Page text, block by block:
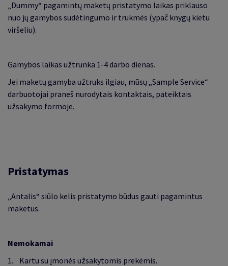
„Dummy“ pagamintų maketų pristatymo laikas priklauso
nuo jų gamybos sudėtingumo ir trukmės (ypač knygų kietu
viršeliu).
Gamybos laikas užtrunka 1-4 darbo dienas.
Jei maketų gamyba užtruks ilgiau, mūsų „Sample Service“
darbuotojai praneš nurodytais kontaktais, pateiktais
užsakymo formoje.
Pristatymas
„Antalis“ siūlo kelis pristatymo būdus gauti pagamintus
maketus.
Nemokamai
1. Kartu su įmonės užsakytomis prekėmis.